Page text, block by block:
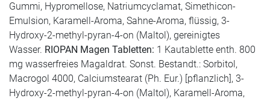
Gummi, Hypromellose, Natriumcyclamat, Simethicon-
Emulsion, Karamell-Aroma, Sahne-Aroma, flüssig, 3-
Hydroxy-2-methyl-pyran-4-on (Maltol), gereinigtes
Wasser. RIOPAN Magen Tabletten: 1 Kautablette enth. 800
mg wasserfreies Magaldrat. Sonst. Bestandt.: Sorbitol,
Macrogol 4000, Calciumstearat (Ph. Eur.) [pflanzlich], 3-
Hydroxy-2-methyl-pyran-4-on (Maltol), Karamell-Aroma,